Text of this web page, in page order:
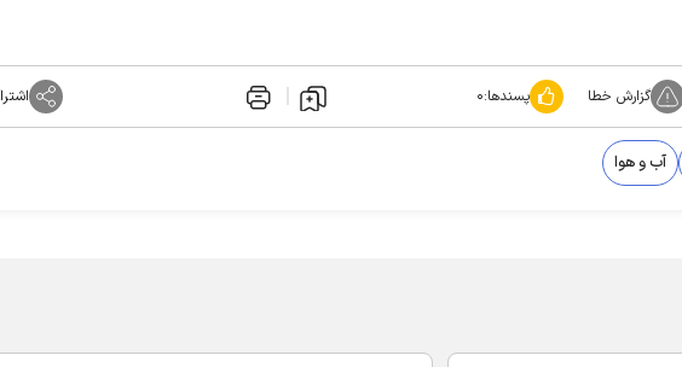
گزارش خطا پسندها:۰
آب و هوا